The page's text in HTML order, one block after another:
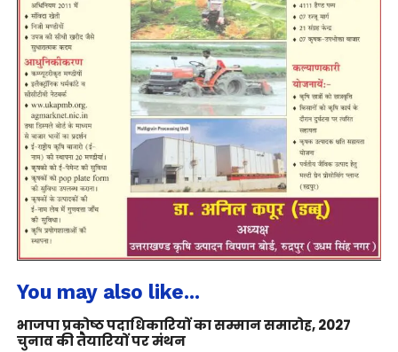
You may also like...
भाजपा प्रकोष्ठ पदाधिकारियों का सम्मान समारोह, 2027
चुनाव की तैयारियों पर मंथन